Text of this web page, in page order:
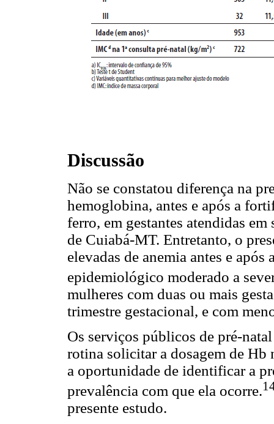
Discussão
Não se constatou diferença na
hemoglobina, antes e após a
ferro, em gestantes atendidas
de Cuiabá-MT. Entretanto, o
elevadas de anemia antes e
epidemiológico moderado a
mulheres com duas ou mais
trimestre gestacional, e com
Os serviços públicos de pré-
rotina solicitar a dosagem de Hb
a oportunidade de identificar a
prevalência com que ela ocorre.
presente estudo.